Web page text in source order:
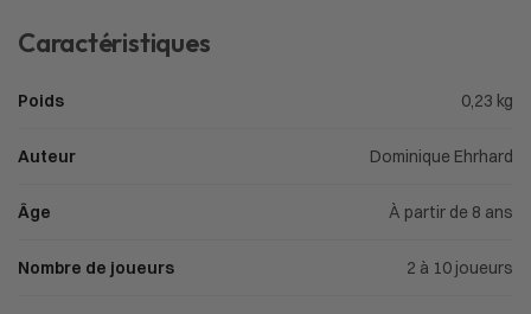
Caractéristiques
Poids 0,23 kg
Auteur Dominique Ehrhard
Âge À partir de 8 ans
Nombre de joueurs 2 à 10 joueurs